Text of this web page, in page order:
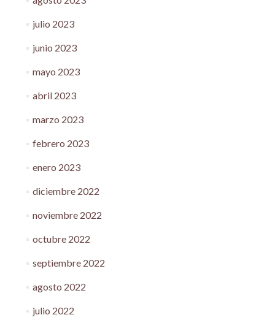
julio 2023
junio 2023
mayo 2023
abril 2023
marzo 2023
febrero 2023
enero 2023
diciembre 2022
noviembre 2022
octubre 2022
septiembre 2022
agosto 2022
julio 2022